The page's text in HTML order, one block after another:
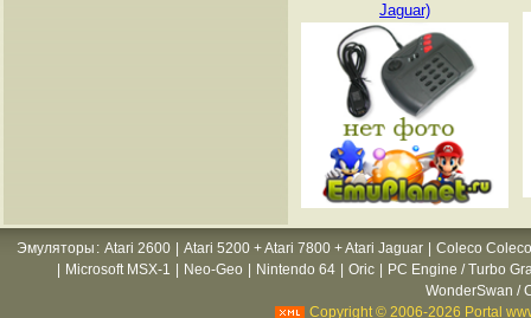
Jaguar)
Эмуляторы : Atari 2600 Atari 5200 + Atari 7800 + Atari Jaguar
Coleco
Microsoft MSX-1 Neo-Geo Nintendo 64 Oric
PC Engine / Turbo
WonderSwan /
Copyright © 2006-2026 Portal